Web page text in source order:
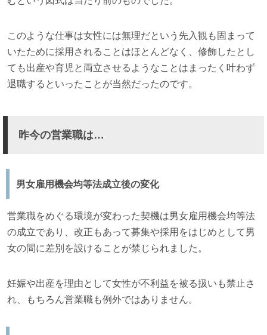
このような仕事は女性には無理だという先入観も固まって
いたために採用されることはほとんどなく、修飾したとし
ても出産や育児と両立させるようなことはまったく叶わず
退職するといったことが当然だったのです。
昨今の営業職は…
男女雇用機会均等法成立後の変化
営業職をめぐる環境が変わった契機は男女雇用機会均等法
の成立であり、改正もあって募集や採用をはじめとして男
女の間に差別を設けることが禁じられました。
妊娠や出産を理由として女性が不利益を被る扱いも禁止さ
れ、もちろん営業職も例外ではありません。